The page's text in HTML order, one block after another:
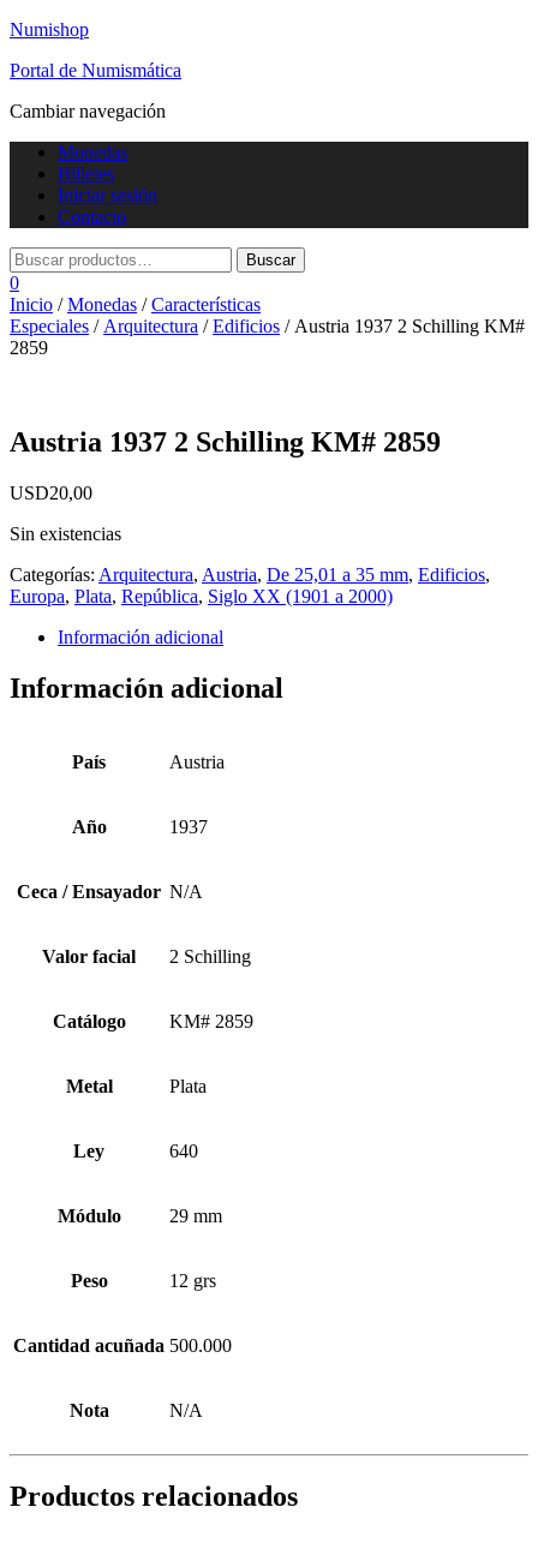
Numishop
Portal de Numismática
Cambiar navegación
Monedas
Billetes
Iniciar sesión
Contacto
0
Inicio /Monedas /Características
Especiales / Arquitectura /Edificios / Austria 1937 2 Schilling KM#
2859
Austria 1937 2 Schilling KM# 2859
USD20,00
Sin existencias
Categorías: Arquitectura, Austria, De 25,01 a 35 mm, Edificios,
Europa, Plata, República, Siglo XX (1901 a 2000)
Información adicional
Información adicional
País Austria
Año 1937
Ceca / Ensayador N/A
Valor facial 2 Schilling
Catálogo KM# 2859
Metal Plata
Ley 640
Módulo 29 mm
Peso 12 grs
Cantidad acuñada 500.000
Nota N/A
Productos relacionados